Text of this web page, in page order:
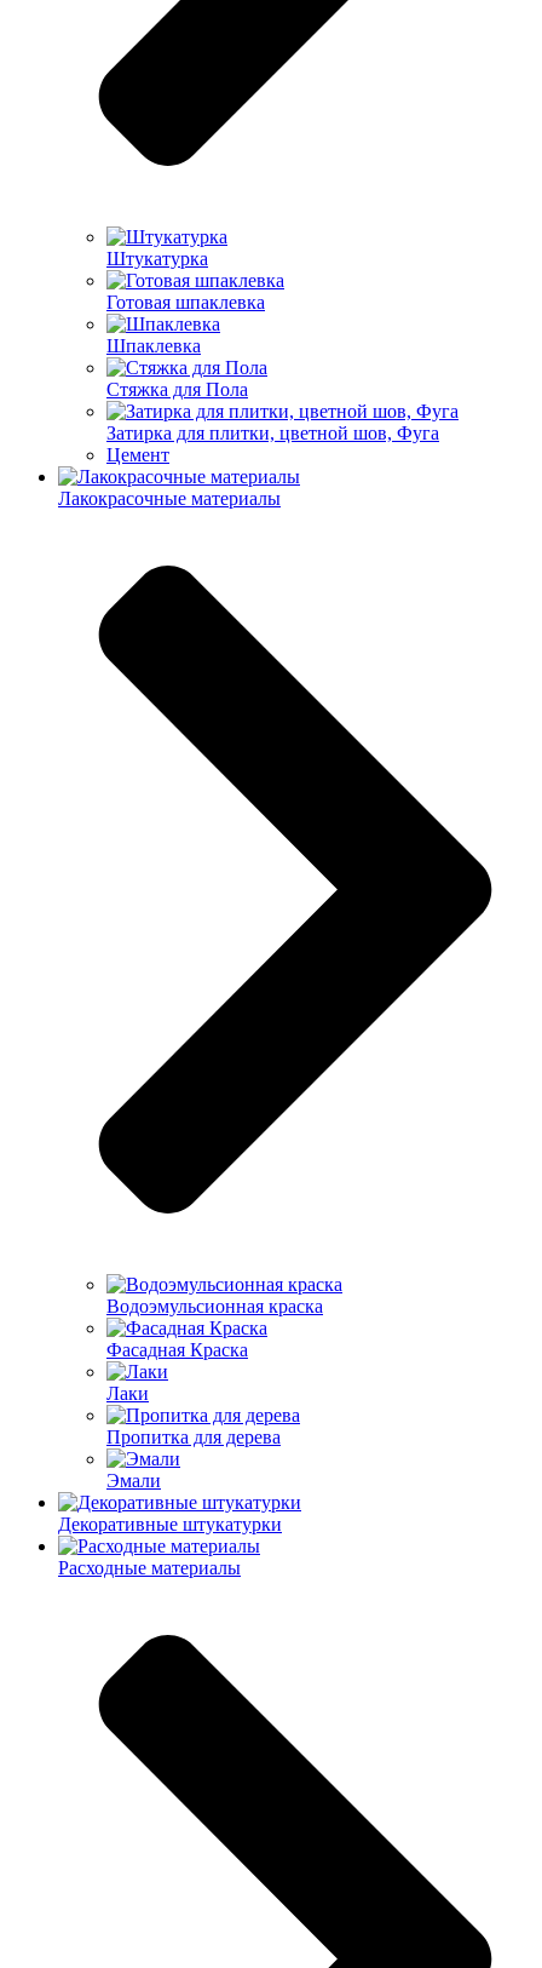
Штукатурка
Готовая шпаклевка
Шпаклевка
Стяжка для Пола
Затирка для плитки, цветной шов, Фуга
Цемент
Лакокрасочные материалы
Водоэмульсионная краска
Фасадная Краска
Лаки
Пропитка для дерева
Эмали
Декоративные штукатурки
Расходные материалы